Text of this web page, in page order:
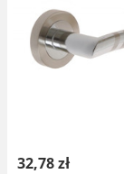
32,78 zł